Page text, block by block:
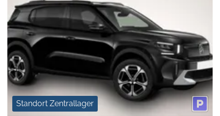
Standort Zentrallager